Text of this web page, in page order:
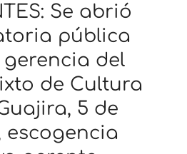
Se abrió
pública
del
de Cultura
5 de
escogencia